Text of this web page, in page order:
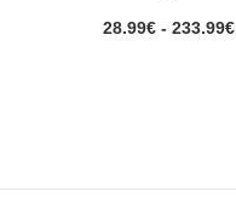
28.99€ - 233.99€